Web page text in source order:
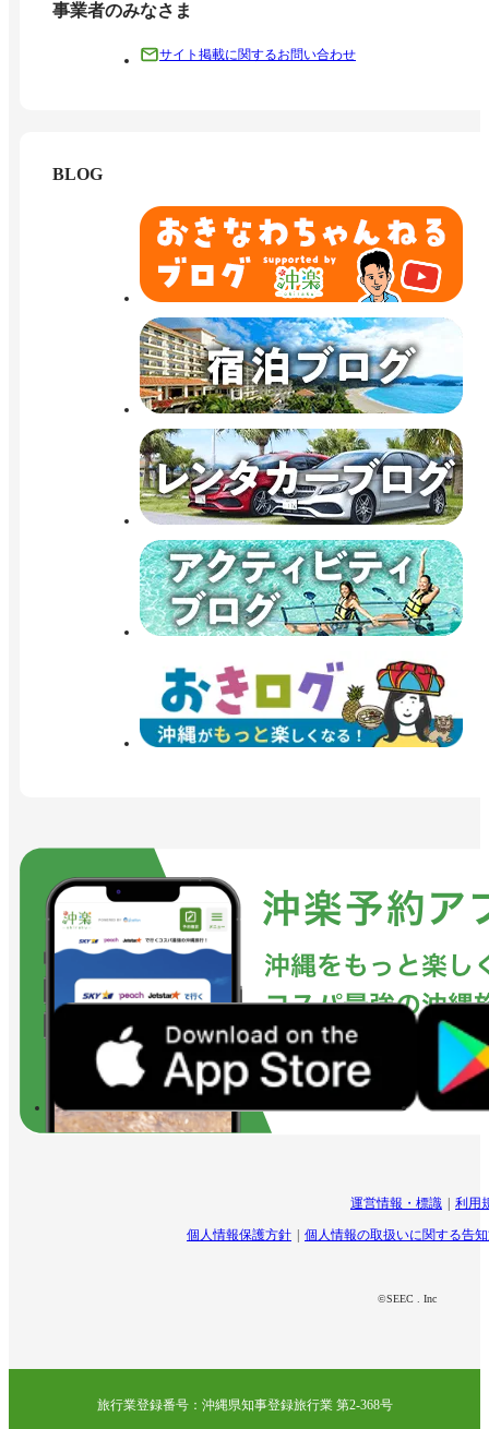
事業者のみなさま
サイト掲載に関するお問い合わせ
BLOG
運営情報・標識 利用
個人情報保護方針 個人情報の取扱いに関する告
©SEEC . Inc
旅行業登録番号：沖縄県知事登録旅行業 第2-368号